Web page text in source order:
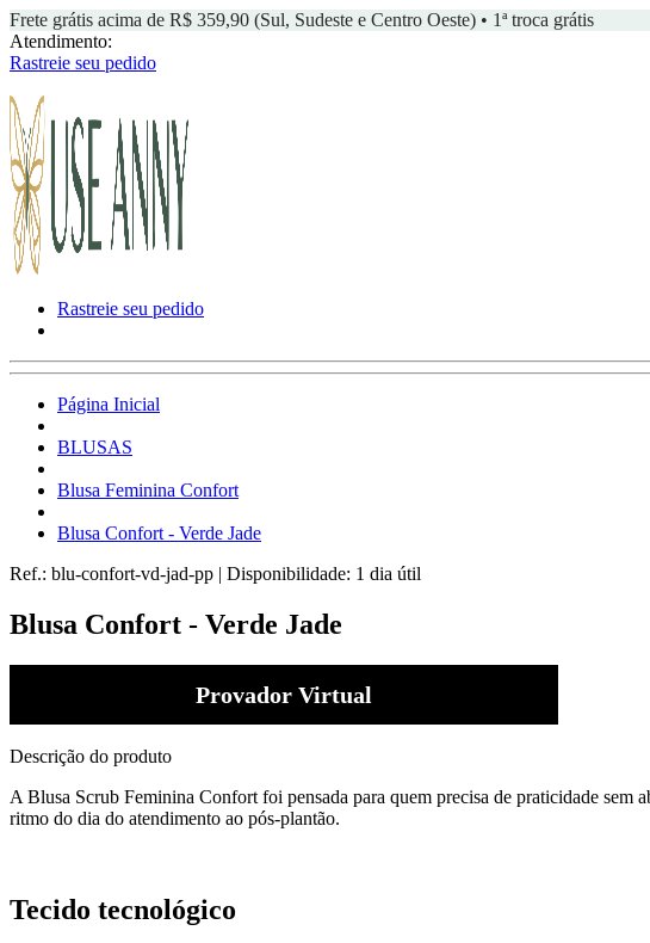
Frete grátis acima de R$ 359,90 (Sul, Sudeste e Centro Oeste) • 1ª troca grátis
Atendimento:
Rastreie seu pedido
Rastreie seu pedido
Página Inicial
BLUSAS
Blusa Feminina Confort
Blusa Confort - Verde Jade
Ref.: blu-confort-vd-jad-pp | Disponibilidade: 1 dia útil
Blusa Confort - Verde Jade
Provador Virtual
Descrição do produto
A Blusa Scrub Feminina Confort foi pensada para quem precisa de praticidade
ritmo do dia do atendimento ao pós-plantão.
Tecido tecnológico